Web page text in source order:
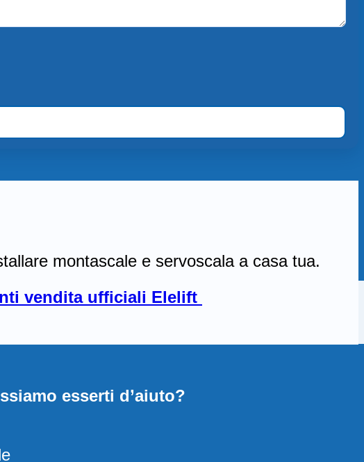
montascale e servoscala a casa tua.
vendita ufficiali Elelift
esserti d’aiuto?